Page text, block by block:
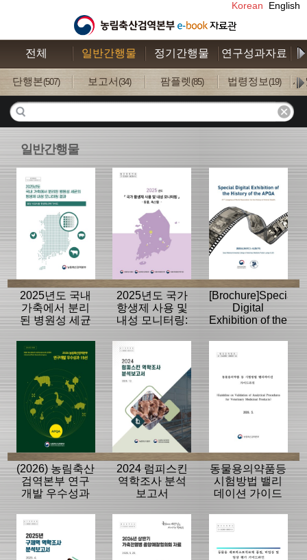
Korean English
전체 일반간행물 정기간행물 연구성과자료
단행본(507) 보고서 (34) 팜플렛 (85) 법령정보(19) 사
일반간행물
2025년도 국내
가축에서 분리
된 병원성 세균
모니터링 결과
2025년도 국가
항생제 사용 및
내성 모니터링:
[Brochure]Special
Digital
Exhibition of the
APQA
(2026) 농림축산
검역본부 연구
개발 우수성과
2024 럼피스킨
역학조사 분석
보고서
동물용의약품등
시험방법 밸리
데이션 가이드